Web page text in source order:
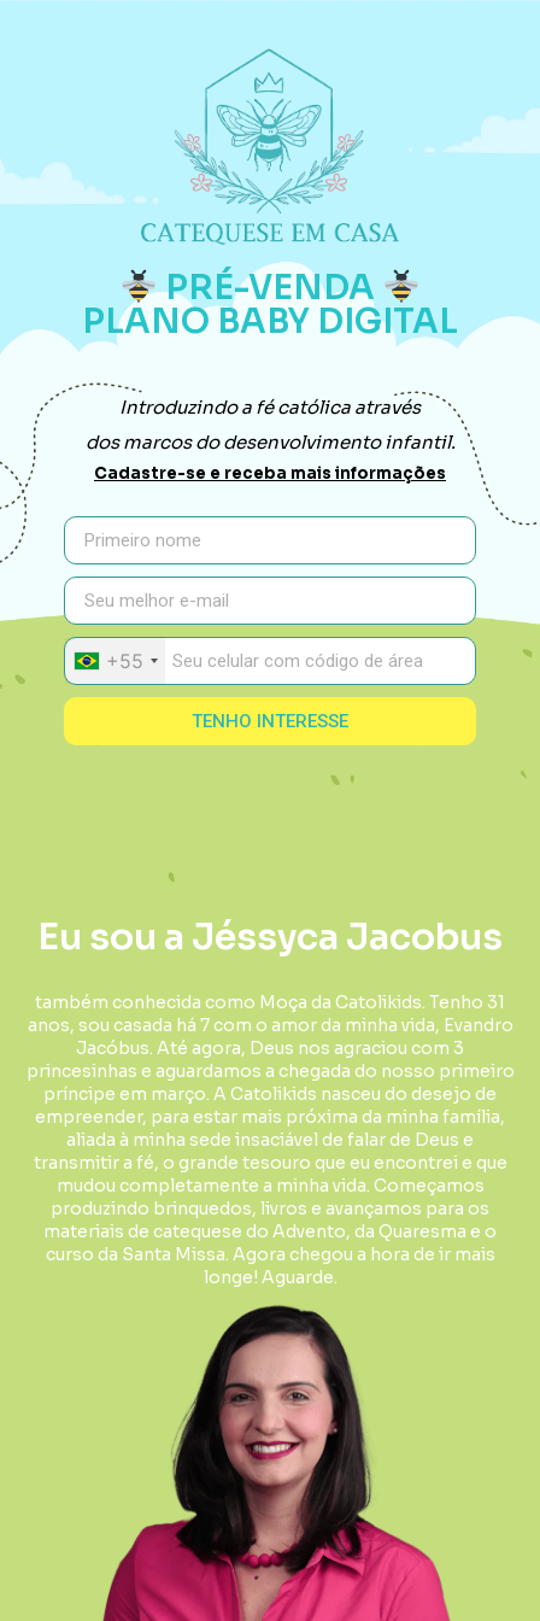
PRÉ-VENDA
PLANO BABY DIGITAL
Introduzindo a fé católica através
dos marcos do desenvolvimento infantil.
Cadastre-se e receba mais informações
+55
TENHO INTERESSE
Eu sou a Jéssyca Jacobus
também conhecida como Moça da Catolikids. Tenho 31
anos, sou casada há 7 com o amor da minha vida, Evandro
Jacóbus. Até agora, Deus nos agraciou com 3
princesinhas e aguardamos a chegada do nosso primeiro
príncipe em março. A Catolikids nasceu do desejo de
empreender, para estar mais próxima da minha família,
aliada à minha sede insaciável de falar de Deus e
transmitir a fé, o grande tesouro que eu encontrei e que
mudou completamente a minha vida. Começamos
produzindo brinquedos, livros e avançamos para os
materiais de catequese do Advento, da Quaresma e o
curso da Santa Missa. Agora chegou a hora de ir mais
longe! Aguarde.